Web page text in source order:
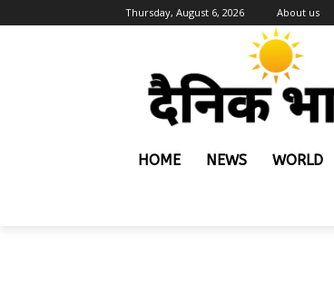
Thursday, August 6, 2026 About us
HOME NEWS WORLD